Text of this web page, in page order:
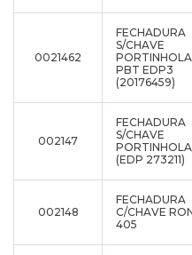
0021462
FECHADURA
S/CHAVE
PORTINHOLA
PBT EDP3
(20176459)
002147
FECHADURA
S/CHAVE
(EDP 273211)
002148
FECHADURA
C/CHAVE
405